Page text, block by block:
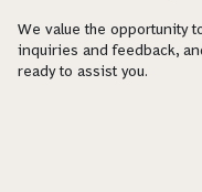
We value the opportunity
inquiries and feedback,
ready to assist you.